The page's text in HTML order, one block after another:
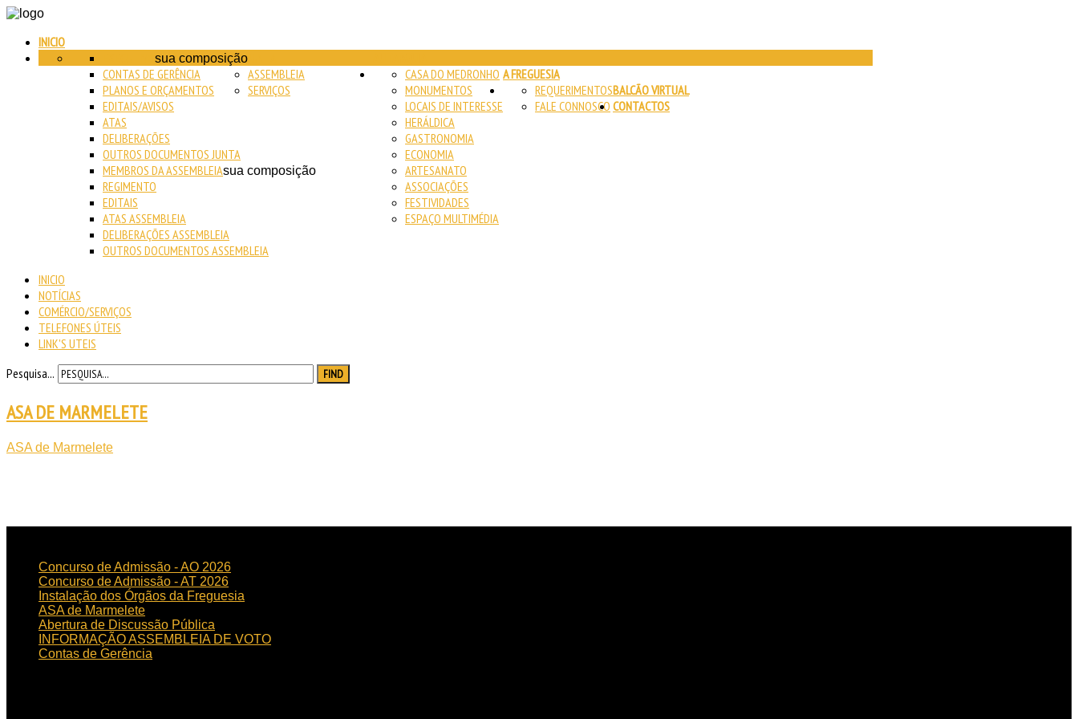
INICIO
sua composição
CONTAS DE GERÊNCIA
PLANOS E ORÇAMENTOS
EDITAIS/AVISOS
ATAS
DELIBERAÇÕES
OUTROS DOCUMENTOS JUNTA
ASSEMBLEIA
MEMBROS DA ASSEMBLEIAsua composição
REGIMENTO
EDITAIS
ATAS ASSEMBLEIA
DELIBERAÇÕES ASSEMBLEIA
OUTROS DOCUMENTOS ASSEMBLEIA
SERVIÇOS
A FREGUESIA
CASA DO MEDRONHO
MONUMENTOS
LOCAIS DE INTERESSE
HERÁLDICA
GASTRONOMIA
ECONOMIA
ARTESANATO
ASSOCIAÇÕES
FESTIVIDADES
ESPAÇO MULTIMÉDIA
BALCÃO VIRTUAL
REQUERIMENTOS
FALE CONNOSCO CONTACTOS
INICIO
NOTÍCIAS
COMÉRCIO/SERVIÇOS
TELEFONES ÚTEIS
LINK'S UTEIS
Pesquisa...
FIND
ASA DE MARMELETE
ASA de Marmelete
Concurso de Admissão - AO 2026
Concurso de Admissão - AT 2026
Instalação dos Órgãos da Freguesia
ASA de Marmelete
Abertura de Discussão Pública
INFORMAÇÃO ASSEMBLEIA DE VOTO
Contas de Gerência